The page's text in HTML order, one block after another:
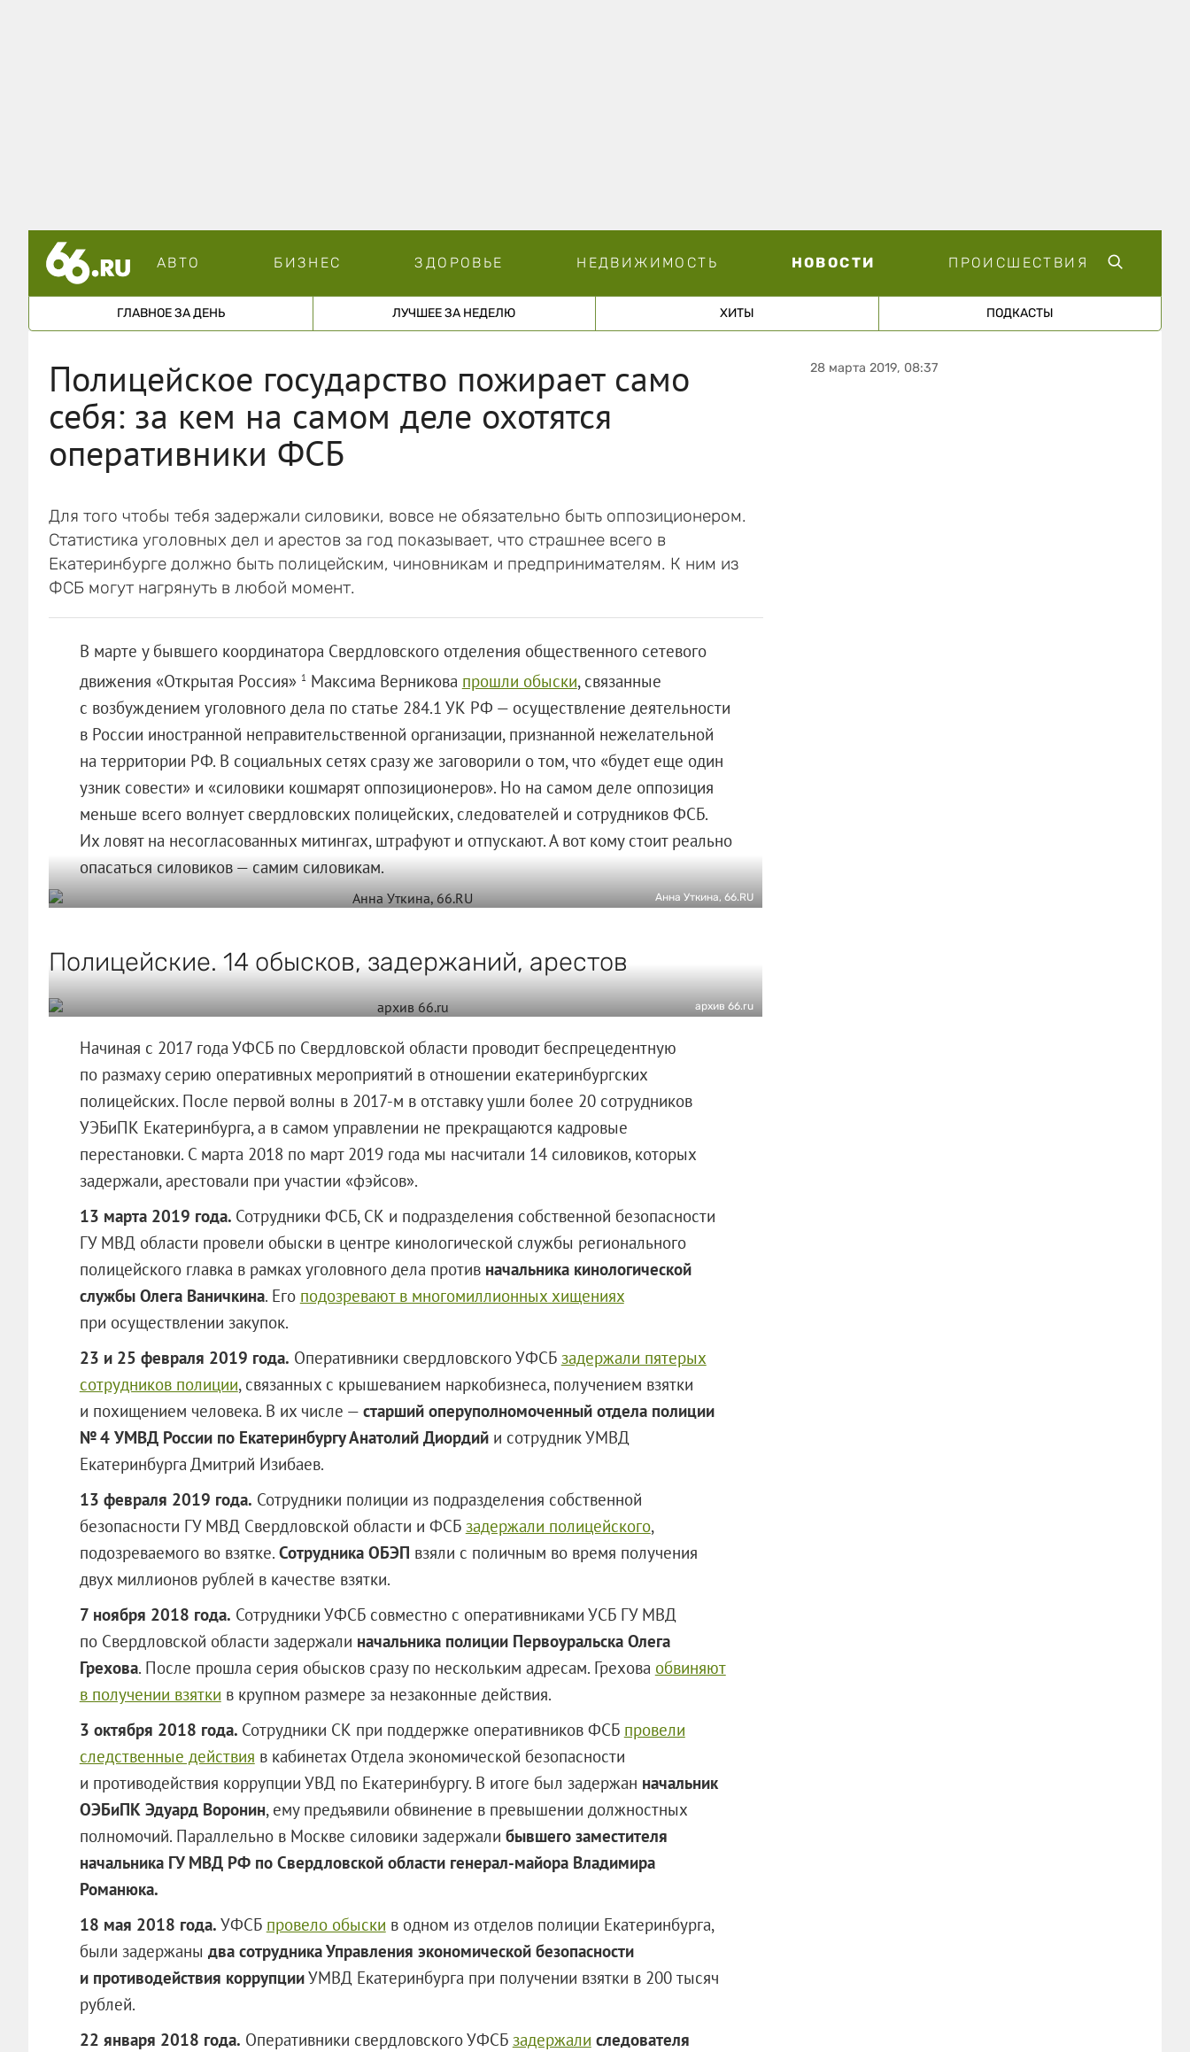
АВТО БИЗНЕС ЗДОРОВЬЕ НЕДВИЖИМОСТЬ НОВОСТИ ПРОИСШЕСТВИЯ
ГЛАВНОЕ ЗА ДЕНЬ ЛУЧШЕЕ ЗА НЕДЕЛЮ ХИТЫ ПОДКАСТЫ
Полицейское государство пожирает само
себя: за кем на самом деле охотятся
оперативники ФСБ
Для того чтобы тебя задержали силовики, вовсе не обязательно быть оппозиционером.
Статистика уголовных дел и арестов за год показывает, что страшнее всего в
Екатеринбурге должно быть полицейским, чиновникам и предпринимателям. К ним из
ФСБ могут нагрянуть в любой момент.
В марте у бывшего координатора Свердловского отделения общественного сетевого
движения «Открытая Россия» 1 Максима Верникова прошли обыски, связанные
с возбуждением уголовного дела по статье 284.1 УК РФ — осуществление деятельности
в России иностранной неправительственной организации, признанной нежелательной
на территории РФ. В социальных сетях сразу же заговорили о том, что «будет еще один
узник совести» и «силовики кошмарят оппозиционеров». Но на самом деле оппозиция
меньше всего волнует свердловских полицейских, следователей и сотрудников ФСБ.
Их ловят на несогласованных митингах, штрафуют и отпускают. А вот кому стоит реально
опасаться силовиков — самим силовикам.
Анна Уткина, 66.RU
Полицейские. 14 обысков, задержаний, арестов
архив 66.ru
Начиная с 2017 года УФСБ по Свердловской области проводит беспрецедентную
по размаху серию оперативных мероприятий в отношении екатеринбургских
полицейских. После первой волны в 2017-м в отставку ушли более 20 сотрудников
УЭБиПК Екатеринбурга, а в самом управлении не прекращаются кадровые
перестановки. С марта 2018 по март 2019 года мы насчитали 14 силовиков, которых
задержали, арестовали при участии «фэйсов».
13 марта 2019 года. Сотрудники ФСБ, СК и подразделения собственной безопасности
ГУ МВД области провели обыски в центре кинологической службы регионального
полицейского главка в рамках уголовного дела против начальника кинологической
службы Олега Ваничкина. Его подозревают в многомиллионных хищениях
при осуществлении закупок.
23 и 25 февраля 2019 года. Оперативники свердловского УФСБ задержали пятерых
сотрудников полиции, связанных с крышеванием наркобизнеса, получением взятки
и похищением человека. В их числе — старший оперуполномоченный отдела полиции
№ 4 УМВД России по Екатеринбургу Анатолий Диордийи сотрудник УМВД
Екатеринбурга Дмитрий Изибаев.
13 февраля 2019 года. Сотрудники полиции из подразделения собственной
безопасности ГУ МВД Свердловской области и ФСБ задержали полицейского,
подозреваемого во взятке. Сотрудника ОБЭП взяли с поличным во время получения
двух миллионов рублей в качестве взятки.
7 ноября 2018 года. Сотрудники УФСБ совместно с оперативниками УСБ ГУ МВД
по Свердловской области задержали начальника полиции Первоуральска Олега
Грехова. После прошла серия обысков сразу по нескольким адресам. Грехова обвиняют
в получении взятки в крупном размере за незаконные действия.
3 октября 2018 года. Сотрудники СК при поддержке оперативников ФСБ провели
следственные действия в кабинетах Отдела экономической безопасности
и противодействия коррупции УВД по Екатеринбургу. В итоге был задержан начальник
ОЭБиПК Эдуард Воронин, ему предъявили обвинение в превышении должностных
полномочий. Параллельно в Москве силовики задержали бывшего заместителя
начальника ГУ МВД РФ по Свердловской области генерал-майора Владимира
Романюка.
18 мая 2018 года. УФСБ провело обыски в одном из отделов полиции Екатеринбурга,
были задержаны два сотрудника Управления экономической безопасности
и противодействия коррупцииУМВД Екатеринбурга при получении взятки в 200 тысяч
рублей.
22 января 2018 года. Оперативники свердловского УФСБ задержали следователя
28 марта 2019, 08:37